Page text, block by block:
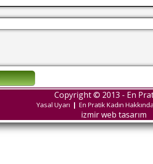
Copyright © 2013 - En
Yasal Uyarı | En Pratik Kadın
izmir web tasarım